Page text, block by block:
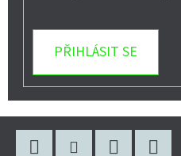
PŘIHLÁSIT SE